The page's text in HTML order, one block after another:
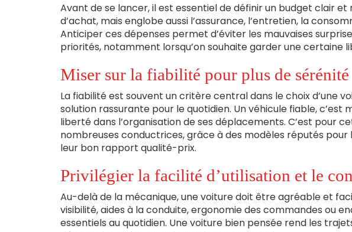
Avant de se lancer, il est essentiel de définir un budget clair
d’achat, mais englobe aussi l’assurance, l’entretien, la
Anticiper ces dépenses permet d’éviter les mauvaises
priorités, notamment lorsqu’on souhaite garder une certaine
Miser sur la fiabilité pour plus de sérénité
La fiabilité est souvent un critère central dans le choix d’une
solution rassurante pour le quotidien. Un véhicule fiable, c’est
liberté dans l’organisation de ses déplacements. C’est pour
nombreuses conductrices, grâce à des modèles réputés
leur bon rapport qualité-prix.
Privilégier la facilité d’utilisation et le
Au-delà de la mécanique, une voiture doit être agréable et
visibilité, aides à la conduite, ergonomie des commandes ou
essentiels au quotidien. Une voiture bien pensée rend les